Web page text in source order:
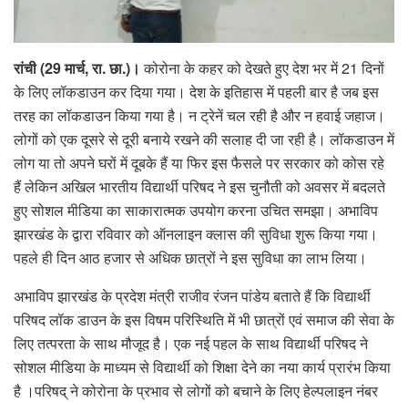
रांची (29 मार्च, रा. छा.)। कोरोना के कहर को देखते हुए देश भर में 21 दिनों
के लिए लॉकडाउन कर दिया गया। देश के इतिहास में पहली बार है जब इस
तरह का लॉकडाउन किया गया है। न ट्रेनें चल रही है और न हवाई जहाज।
लोगों को एक दूसरे से दूरी बनाये रखने की सलाह दी जा रही है। लॉकडाउन में
लोग या तो अपने घरों में दूबके हैं या फिर इस फैसले पर सरकार को कोस रहे
हैं लेकिन अखिल भारतीय विद्यार्थी परिषद ने इस चुनौती को अवसर में बदलते
हुए सोशल मीडिया का साकारात्मक उपयोग करना उचित समझा। अभाविप
झारखंड के द्वारा रविवार को ऑनलाइन क्लास की सुविधा शुरू किया गया।
पहले ही दिन आठ हजार से अधिक छात्रों ने इस सुविधा का लाभ लिया।
अभाविप झारखंड के प्रदेश मंत्री राजीव रंजन पांडेय बताते हैं कि विद्यार्थी
परिषद लॉक डाउन के इस विषम परिस्थिति में भी छात्रों एवं समाज की सेवा के
लिए तत्परता के साथ मौजूद है। एक नई पहल के साथ विद्यार्थी परिषद ने
सोशल मीडिया के माध्यम से विद्यार्थी को शिक्षा देने का नया कार्य प्रारंभ किया
है ।परिषद् ने कोरोना के प्रभाव से लोगों को बचाने के लिए हेल्पलाइन नंबर